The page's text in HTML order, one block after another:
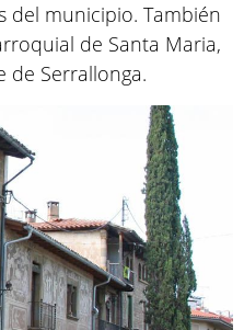
del municipio. También
de Santa Maria,
de Serrallonga.